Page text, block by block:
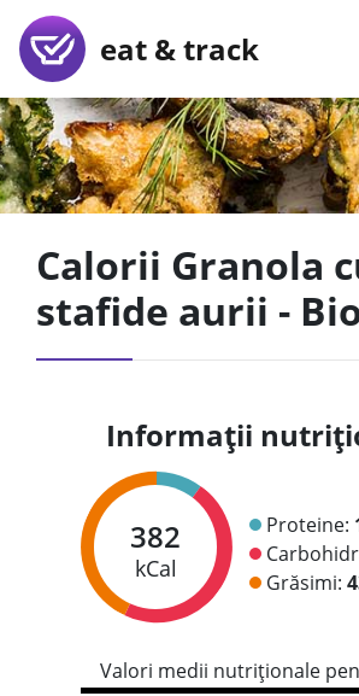
eat & track
Calorii Granola
stafide aurii -
Informații
382
kCal
Proteine:
Grăsimi:
Valori medii nutriționale